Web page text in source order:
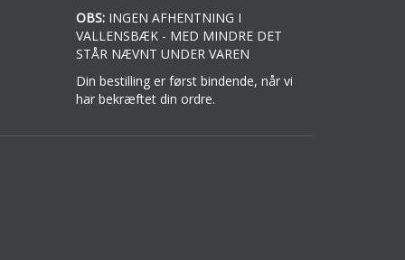
OBS:INGEN AFHENTNING I
VALLENSBÆK - MED MINDRE DET
STÅR NÆVNT UNDER VAREN
Din bestilling er først bindende, når vi
har bekræftet din ordre.